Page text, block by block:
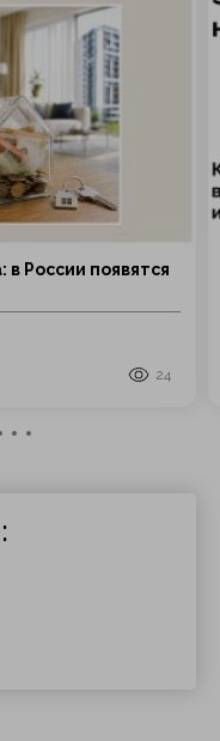
в России появятся
24